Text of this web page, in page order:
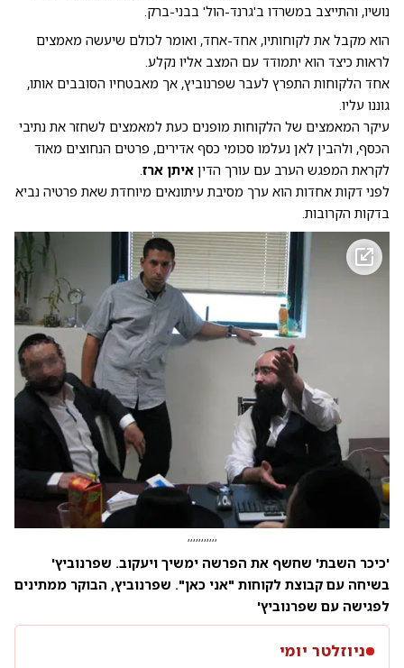
נושיו, והתייצב במשרדו ב'גרנד-הול' בבני-ברק.
הוא מקבל את לקוחותיו, אחד-אחד, ואומר לכולם שיעשה מאמצים
לראות כיצד הוא יתמודד עם המצב אליו נקלע.
אחד הלקוחות התפרץ לעבר שפרנוביץ, אך מאבטחיו הסובבים אותו,
גוננו עליו.
עיקר המאמצים של הלקוחות מופנים כעת למאמצים לשחזר את נתיבי
הכסף, ולהבין לאן נעלמו סכומי כסף אדירים, פרטים הנחוצים מאוד
לקראת המפגש הערב עם עורך הדין איתן ארז.
לפני דקות אחדות הוא ערך מסיבת עיתונאים מיוחדת שאת פרטיה נביא
בדקות הקרובות.
,,,,,,,,,,,
'כיכר השבת' שחשף את הפרשה ימשיך ויעקוב. שפרנוביץ'
בשיחה עם קבוצת לקוחות "אני כאן". שפרנוביץ, הבוקר ממתינים
לפגישה עם שפרנוביץ'
ניוזלטר יומי